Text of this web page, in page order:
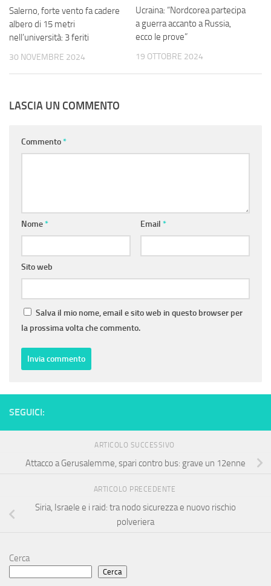
Salerno, forte vento fa cadere
albero di 15 metri
nell’università: 3 feriti
30 NOVEMBRE 2024
Ucraina: “Nordcorea partecipa
a guerra accanto a Russia,
ecco le prove”
19 OTTOBRE 2024
LASCIA UN COMMENTO
Commento*
Nome* Email *
Sito web
Salva il mio nome, email e sito web in questo browser per
la prossima volta che commento.
SEGUICI:
ARTICOLO SUCCESSIVO
Attacco a Gerusalemme, spari contro bus: grave un 12enne
ARTICOLO PRECEDENTE
Siria, Israele e i raid: tra nodo sicurezza e nuovo rischio
polveriera
Cerca
Cerca